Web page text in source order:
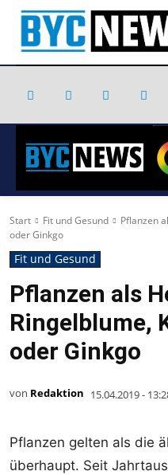
Start Fit und Gesund
Pflanzen
oder Ginkgo
Fit und Gesund
Pflanzen als
Ringelblume,
oder Ginkgo
von Redaktion 15.04.2019 -
Pflanzen gelten als die
überhaupt. Seit